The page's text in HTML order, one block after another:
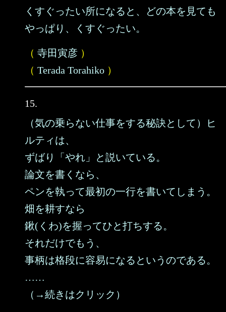
くすぐったい所になると、どの本を見ても
やっぱり、くすぐったい。
（ 寺田寅彦 ）
（ Terada Torahiko ）
15.
（気の乗らない仕事をする秘訣として）ヒ
ルティは、
ずばり「やれ」と説いている。
論文を書くなら、
ペンを執って最初の一行を書いてしまう。
畑を耕すなら
鍬(くわ)を握ってひと打ちする。
それだけでもう、
事柄は格段に容易になるというのである。
……
（→続きはクリック）